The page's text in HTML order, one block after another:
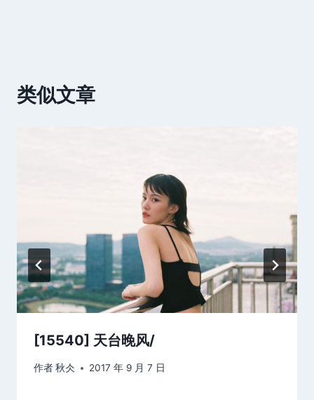
类似文章
[15540] 天台晚风/
作者秋仌 2017 年 9 月 7 日